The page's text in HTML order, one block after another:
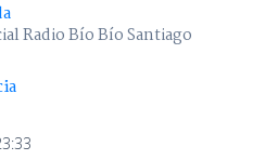
Radio Bío Bío Santiago